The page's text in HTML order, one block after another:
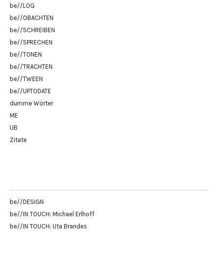
be//LOG
be//OBACHTEN
be//SCHREIBEN
be//SPRECHEN
be//TONEN
be//TRACHTEN
be//TWEEN
be//UPTODATE
dumme Wörter
ME
UB
Zitate
be//DESIGN
be//IN TOUCH: Michael Erlhoff
be//IN TOUCH: Uta Brandes